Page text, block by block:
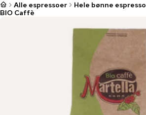
Alle espressoer Hele bønne espresso
BIO Caffè